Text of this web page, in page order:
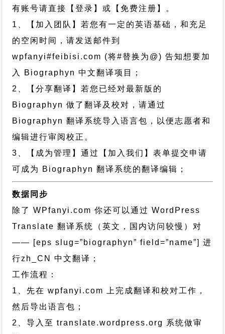
有账号请直接【登录】或【免费注册】。
1、【加入团队】若您有一定的英语基础，和充足
的空闲时间，请发送邮件到
wpfanyi#feibisi.com (将#替换为@) 告知想要加
入 Biographyn 中文翻译项目；
2、【分享翻译】若您已经对最新版的
Biographyn 做了翻译及校对，请通过
Biographyn 翻译系统导入语言包，以便志愿者和
编辑进行审阅校正。
3、【成为管理】通过【加入我们】表单提交申请
可成为 Biographyn 翻译系统的翻译编辑；
数据同步
除了 WPfanyi.com 你还可以通过WordPress
Translate 翻译系统（英文，国内访问较慢）对
—— [eps slug=”biographyn” field=”name”]进
行zh_CN
中文翻译；
工作流程：
1、先在 wpfanyi.com 上完成翻译和校对工作，
然后导出语言包；
2、导入至 translate.wordpress.org 系统做审